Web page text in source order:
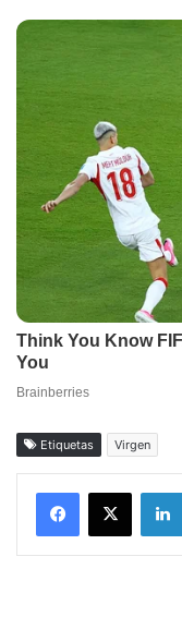
Etiquetas Virgen
Facebook
X